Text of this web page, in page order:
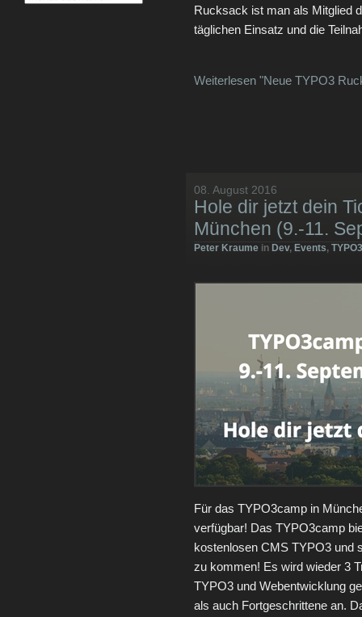
Rucksack ist man als Mitglied
täglichen Einsatz und die
Weiterlesen "Neue TYPO3
08. August 2016
Hole dir jetzt dein
München (9.-11.
Peter Kraume in Dev, Events, TYPO3
Für das TYPO3camp in
verfügbar! Das TYPO3camp
kostenlosen CMS TYPO3 und
zu kommen! Es wird wieder 3
TYPO3 und Webentwicklung
als auch Fortgeschrittene an.